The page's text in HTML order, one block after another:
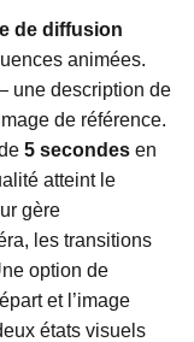
de diffusion
animées.
une description de
de référence.
5 secondes en
atteint le
gère
les transitions
option de
et l’image
états visuels